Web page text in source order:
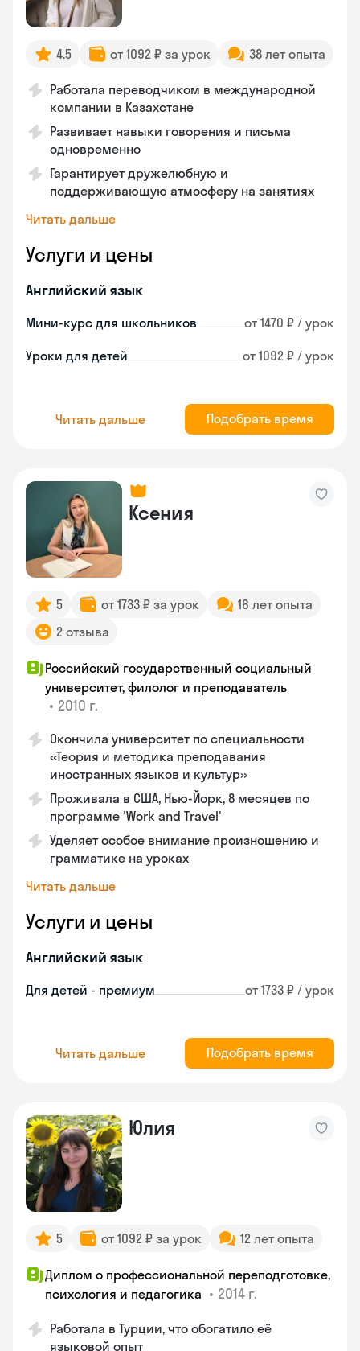
4.5 от 1092 ₽ за урок 38 лет опыта
Работала переводчиком в международной
компании в Казахстане
Развивает навыки говорения и письма
одновременно
Гарантирует дружелюбную и
поддерживающую атмосферу на занятиях
Читать дальше
Услуги и цены
Английский язык
Мини-курс для школьников от 1470 ₽ / урок
Уроки для детей от 1092 ₽ / урок
Читать дальше Подобрать время
Ксения
5 от 1733 ₽ за урок
16 лет опыта
2 отзыва
Российский государственный социальный
университет, филолог и преподаватель
• 2010 г.
Окончила университет по специальности
«Теория и методика преподавания
иностранных языков и культур»
Проживала в США, Нью-Йорк, 8 месяцев по
программе 'Work and Travel'
Уделяет особое внимание произношению и
грамматике на уроках
Читать дальше
Услуги и цены
Английский язык
Для детей - премиум от 1733 ₽ / урок
Читать дальше Подобрать время
Юлия
5 от 1092 ₽ за урок 12 лет опыта
Диплом о профессиональной переподготовке,
психология и педагогика • 2014 г.
Работала в Турции, что обогатило её
языковой опыт